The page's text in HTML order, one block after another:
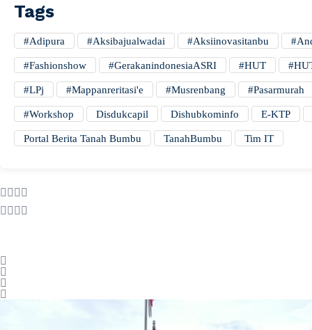
Tags
#adipura #aksibajualwadai #aksiinovasitanbu
#fashionshow #gerakanindonesiaASRI #HUT
#LPj #mappanreritasi'e #musrenbang #pasarmurah
#workshop Disdukcapil Dishubkominfo E-KTP
Portal Berita Tanah Bumbu TanahBumbu Tim IT